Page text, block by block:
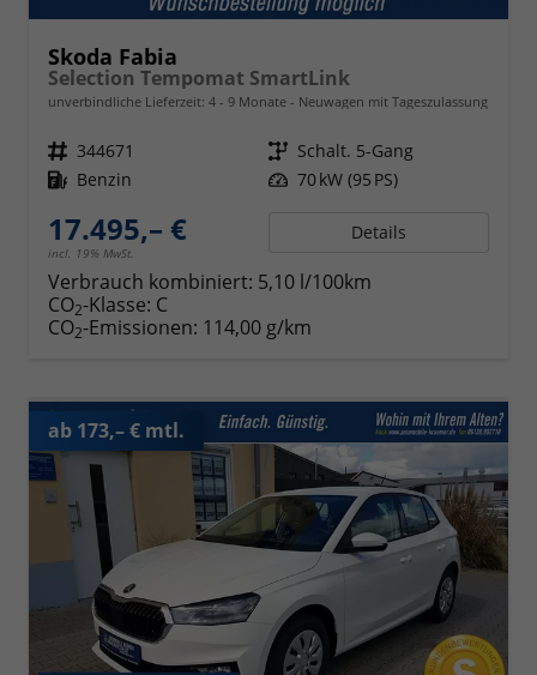
Skoda Fabia
Selection Tempomat SmartLink
unverbindliche Lieferzeit: 4 - 9 Monate Neuwagen mit Tageszulassung
Fahrzeugnr. 344671 Getriebe Schalt. 5-Gang
Kraftstoff Benzin Leistung 70 kW (95 PS)
17.495,– €
incl. 19% MwSt.
Details
Verbrauch kombiniert: 5,10 l/100km
CO2-Klasse: C
CO2-Emissionen: 114,00 g/km
ab 173,– € mtl.